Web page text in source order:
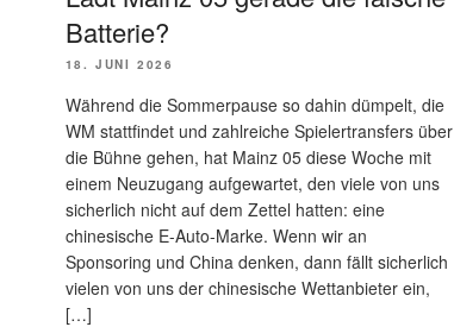
Batterie?
18. JUNI 2026
Während die Sommerpause so dahin dümpelt, die
WM stattfindet und zahlreiche Spielertransfers über
die Bühne gehen, hat Mainz 05 diese Woche mit
einem Neuzugang aufgewartet, den viele von uns
sicherlich nicht auf dem Zettel hatten: eine
chinesische E-Auto-Marke. Wenn wir an
Sponsoring und China denken, dann fällt sicherlich
vielen von uns der chinesische Wettanbieter ein,
[…]